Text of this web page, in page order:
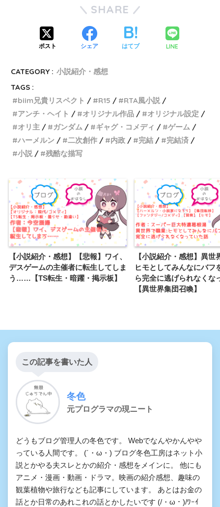
SHARE
ポスト シェア はてブ LINE
CATEGORY : 小説紹介・感想
TAGS :
biim兄貴リスペクト
R15
RTA風小説
アンチ・ヘイト
オリジナル作品
オリジナル設定
オリ主
ガンダム ギャグ・コメディ
ゲーム
ハーメルン
二次創作 内政 完結
完結済
小説
残酷な描写
【小説紹介・感想】【悲報】ワイ、
デスゲームの主催者に転生してしま
う……【TS転生・暗躍・掲示板】
【小説紹介・感想】異世
ヒモとしてみんなにバフ
ら完全に逃げられなくな
【異世界集団召喚】
この記事を書いた人
冬色
元プログラマの現ニート
どうもブログ管理人の冬色です。 Webでなんやかんやや
っている人間です。 (´・ω・) ブログ冬色工房はネット小
説とかやる夫スレとかの紹介・感想をメインに。 他にも
アニメ・漫画・動画・ドラマ。映画の紹介感想、趣味の
観葉植物や旅行なども記事にしています。 あとはお金の
話とか日常のあれこれの話とかしたいです (/・ω・)/ﾜｰｲ